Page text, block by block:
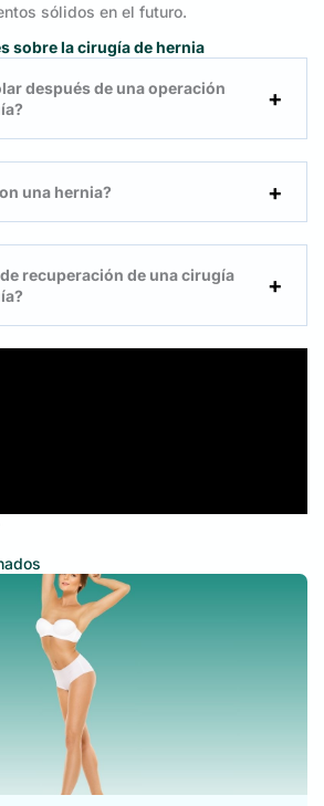
sólidos en el futuro.
sobre la cirugía de hernia
después de una operación
una hernia?
recuperación de una cirugía